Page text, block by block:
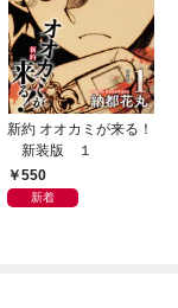
新約 オオカミが来る！
新装版 １
550
新着